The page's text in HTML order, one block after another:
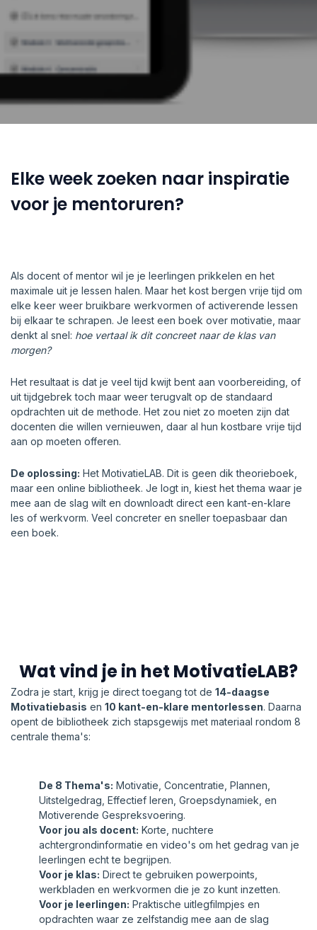
Elke week zoeken naar inspiratie
voor je mentoruren?
Als docent of mentor wil je je leerlingen prikkelen en het
maximale uit je lessen halen. Maar het kost bergen vrije tijd om
elke keer weer bruikbare werkvormen of activerende lessen
bij elkaar te schrapen. Je leest een boek over motivatie, maar
denkt al snel: hoe vertaal ik dit concreet naar de klas van
morgen?
Het resultaat is dat je veel tijd kwijt bent aan voorbereiding, of
uit tijdgebrek toch maar weer terugvalt op de standaard
opdrachten uit de methode. Het zou niet zo moeten zijn dat
docenten die willen vernieuwen, daar al hun kostbare vrije tijd
aan op moeten offeren.
De oplossing: Het MotivatieLAB. Dit is geen dik theorieboek,
maar een online bibliotheek. Je logt in, kiest het thema waar je
mee aan de slag wilt en downloadt direct een kant-en-klare
les of werkvorm. Veel concreter en sneller toepasbaar dan
een boek.
Wat vind je in het MotivatieLAB?
Zodra je start, krijg je direct toegang tot de 14-daagse
Motivatiebasis en 10 kant-en-klare mentorlessen. Daarna
opent de bibliotheek zich stapsgewijs met materiaal rondom 8
centrale thema's:
De 8 Thema's: Motivatie, Concentratie, Plannen,
Uitstelgedrag, Effectief leren, Groepsdynamiek, en
Motiverende Gespreksvoering.
Voor jou als docent: Korte, nuchtere
achtergrondinformatie en video's om het gedrag van je
leerlingen echt te begrijpen.
Voor je klas: Direct te gebruiken powerpoints,
werkbladen en werkvormen die je zo kunt inzetten.
Voor je leerlingen: Praktische uitlegfilmpjes en
opdrachten waar ze zelfstandig mee aan de slag